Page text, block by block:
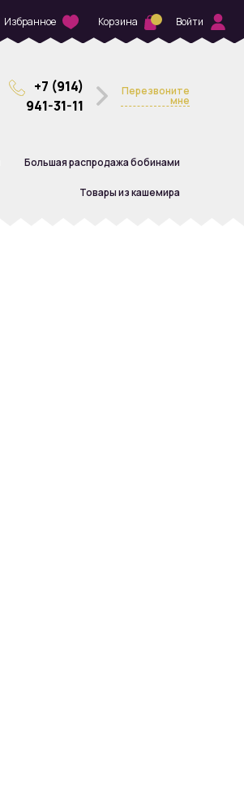
Избранное Корзина Войти
+7 (914)
941-31-11
Перезвоните
мне
Большая распродажа бобинами
Товары из кашемира